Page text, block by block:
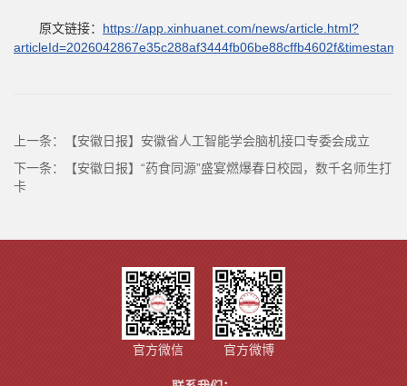
原文链接： https://app.xinhuanet.com/news/article.html?
上一条：
【安徽日报】安徽省人工智能学会脑机接口专委会成立
下一条：
【安徽日报】“药食同源”盛宴燃爆春日校园，数千名师生打
卡
官方微信 官方微博